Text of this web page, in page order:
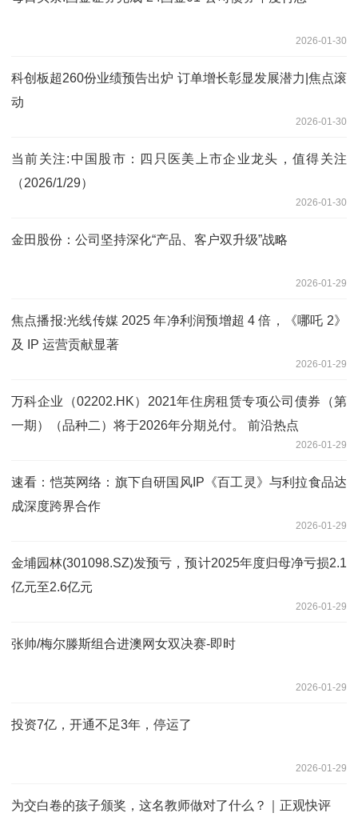
2026-01-30
科创板超260份业绩预告出炉 订单增长彰显发展潜力|焦点滚
动
2026-01-30
当前关注:中国股市：四只医美上市企业龙头，值得关注
（2026/1/29）
2026-01-30
金田股份：公司坚持深化“产品、客户双升级”战略
2026-01-29
焦点播报:光线传媒 2025 年净利润预增超 4 倍，《哪吒 2》
及 IP 运营贡献显著
2026-01-29
万科企业（02202.HK）2021年住房租赁专项公司债券（第
一期）（品种二）将于2026年分期兑付。 前沿热点
2026-01-29
速看：恺英网络：旗下自研国风IP《百工灵》与利拉食品达
成深度跨界合作
2026-01-29
金埔园林(301098.SZ)发预亏，预计2025年度归母净亏损2.1
亿元至2.6亿元
2026-01-29
张帅/梅尔滕斯组合进澳网女双决赛-即时
2026-01-29
投资7亿，开通不足3年，停运了
2026-01-29
为交白卷的孩子颁奖，这名教师做对了什么？｜正观快评